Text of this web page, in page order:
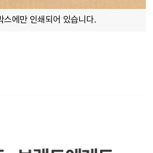
스에만 인쇄되어 있습니다.